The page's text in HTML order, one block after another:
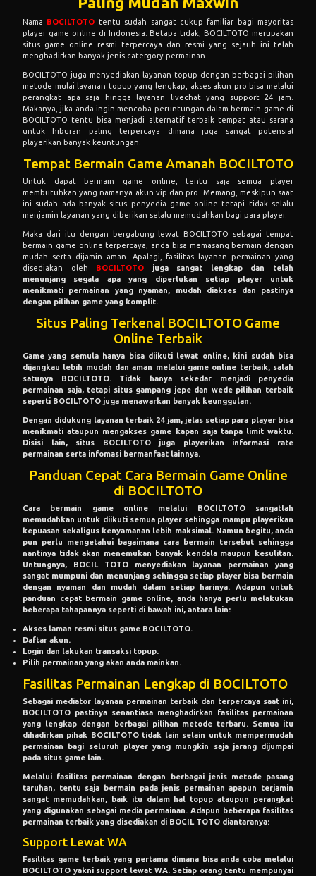
Nama BOCILTOTO tentu sudah sangat cukup familiar bagi mayoritas
player game online di Indonesia. Betapa tidak, BOCILTOTO merupakan
situs game online resmi terpercaya dan resmi yang sejauh ini telah
menghadirkan banyak jenis catergory permainan.
BOCILTOTO juga menyediakan layanan topup dengan berbagai pilihan
metode mulai layanan topup yang lengkap, akses akun pro bisa melalui
perangkat apa saja hingga layanan livechat yang support 24 jam.
Makanya, jika anda ingin mencoba peruntungan dalam bermain game di
BOCILTOTO tentu bisa menjadi alternatif terbaik tempat atau sarana
untuk hiburan paling terpercaya dimana juga sangat potensial
playerikan banyak keuntungan.
Tempat Bermain Game Amanah BOCILTOTO
Untuk dapat bermain game online, tentu saja semua player
membutuhkan yang namanya akun vip dan pro. Memang, meskipun saat
ini sudah ada banyak situs penyedia game online tetapi tidak selalu
menjamin layanan yang diberikan selalu memudahkan bagi para player.
Maka dari itu dengan bergabung lewat BOCILTOTO sebagai tempat
bermain game online terpercaya, anda bisa memasang bermain dengan
mudah serta dijamin aman. Apalagi, fasilitas layanan permainan yang
disediakan oleh BOCILTOTO juga sangat lengkap dan telah
menunjang segala apa yang diperlukan setiap player untuk
menikmati permainan yang nyaman, mudah diakses dan pastinya
dengan pilihan game yang komplit.
Situs Paling Terkenal BOCILTOTO Game
Online Terbaik
Game yang semula hanya bisa diikuti lewat online, kini sudah bisa
dijangkau lebih mudah dan aman melalui game online terbaik, salah
satunya BOCILTOTO. Tidak hanya sekedar menjadi penyedia
permainan saja, tetapi situs gampang jepe dan wede pilihan terbaik
seperti BOCILTOTO juga menawarkan banyak keunggulan.
Dengan didukung layanan terbaik 24 jam, jelas setiap para player bisa
menikmati ataupun mengakses game kapan saja tanpa limit waktu.
Disisi lain, situs BOCILTOTO juga playerikan informasi rate
permainan serta infomasi bermanfaat lainnya.
Panduan Cepat Cara Bermain Game Online
di BOCILTOTO
Cara bermain game online melalui BOCILTOTO sangatlah
memudahkan untuk diikuti semua player sehingga mampu playerikan
kepuasan sekaligus kenyamanan lebih maksimal. Namun begitu, anda
pun perlu mengetahui bagaimana cara bermain tersebut sehingga
nantinya tidak akan menemukan banyak kendala maupun kesulitan.
Untungnya, BOCIL TOTO menyediakan layanan permainan yang
sangat mumpuni dan menunjang sehingga setiap player bisa bermain
dengan nyaman dan mudah dalam setiap harinya. Adapun untuk
panduan cepat bermain game online, anda hanya perlu melakukan
beberapa tahapannya seperti di bawah ini, antara lain:
Akses laman resmi situs game BOCILTOTO.
Daftar akun.
Login dan lakukan transaksi topup.
Pilih permainan yang akan anda mainkan.
Fasilitas Permainan Lengkap di BOCILTOTO
Sebagai mediator layanan permainan terbaik dan terpercaya saat ini,
BOCILTOTO pastinya senantiasa menghadirkan fasilitas permainan
yang lengkap dengan berbagai pilihan metode terbaru. Semua itu
dihadirkan pihak BOCILTOTO tidak lain selain untuk mempermudah
permainan bagi seluruh player yang mungkin saja jarang dijumpai
pada situs game lain.
Melalui fasilitas permainan dengan berbagai jenis metode pasang
taruhan, tentu saja bermain pada jenis permainan apapun terjamin
sangat memudahkan, baik itu dalam hal topup ataupun perangkat
yang digunakan sebagai media permainan. Adapun beberapa fasilitas
permainan terbaik yang disediakan di BOCIL TOTO diantaranya:
Support Lewat WA
Fasilitas game terbaik yang pertama dimana bisa anda coba melalui
BOCILTOTO yakni support lewat WA. Setiap orang tentu mempunyai